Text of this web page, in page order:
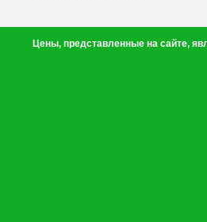
Цены, представленные на сайте,